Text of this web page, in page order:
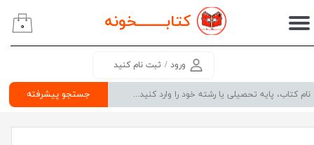
کتابــــــــخونه
جستجو پیشرفته
ورود / ثبت نام کنید
حساب کاربری من
سفارشات
خروج از حساب کاربری
۰